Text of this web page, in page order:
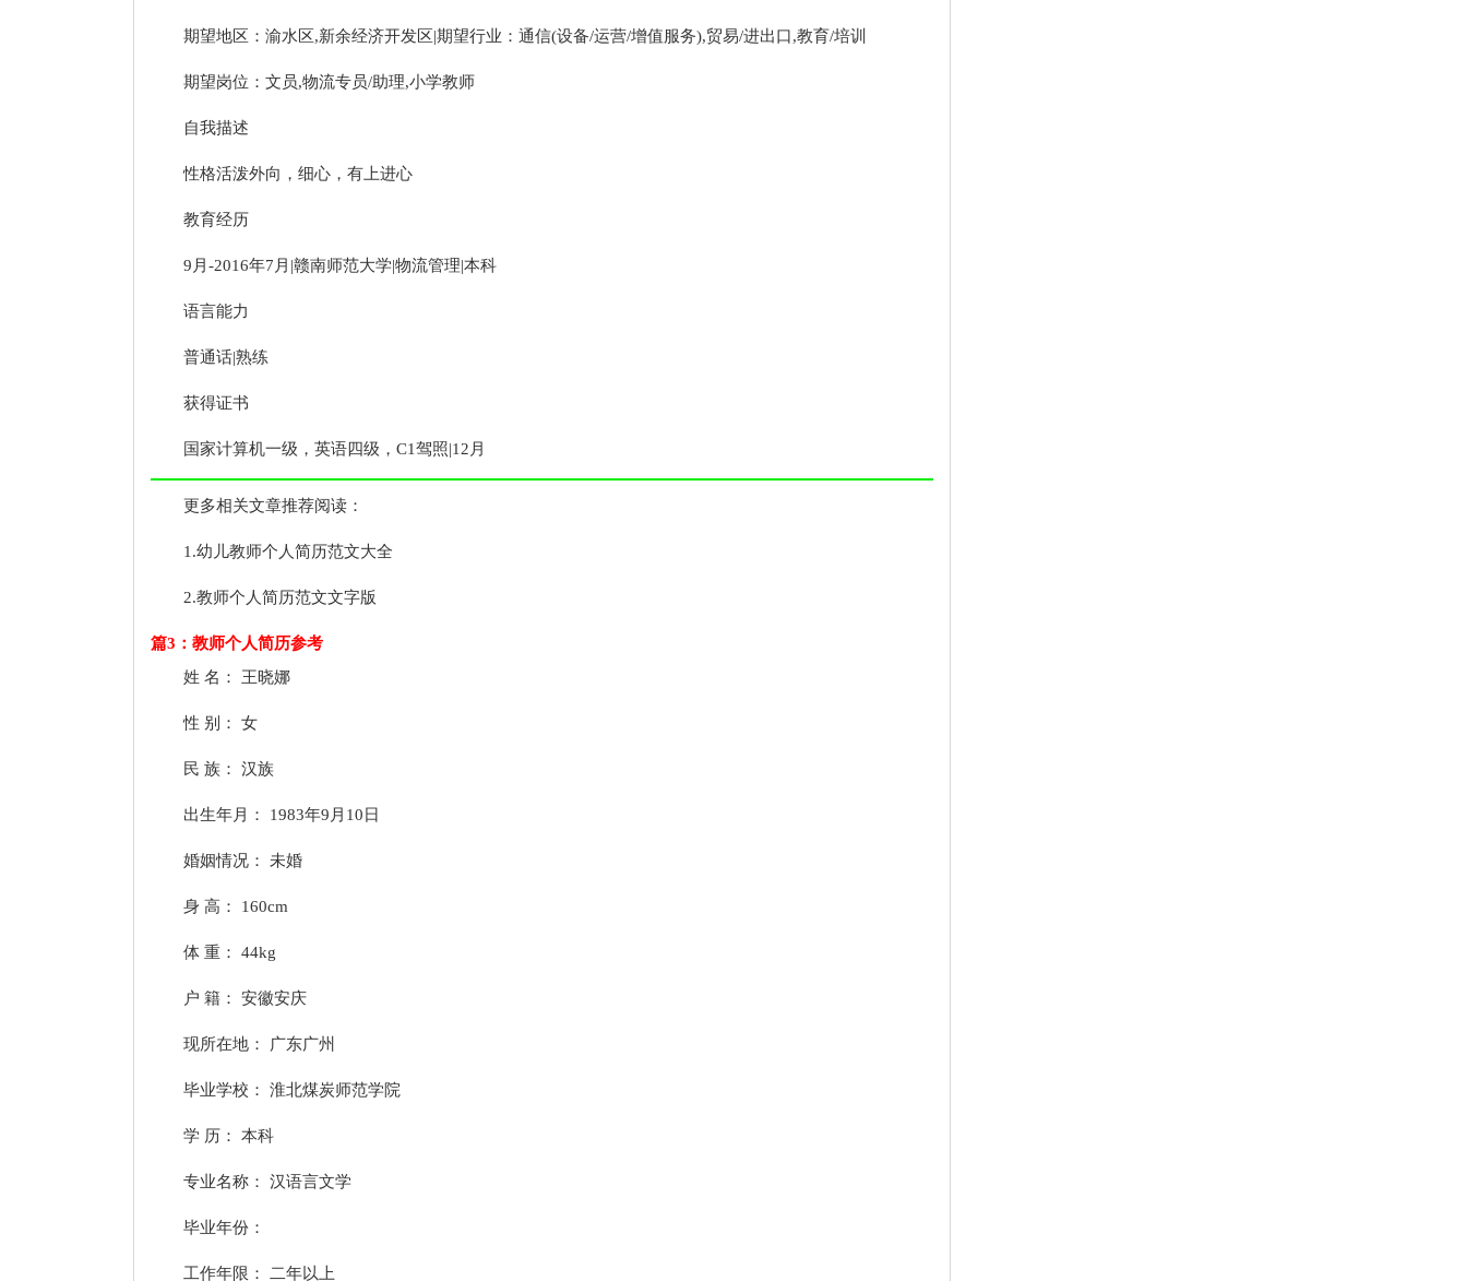
期望地区：渝水区,新余经济开发区|期望行业：通信(设备/运营/增值服务),贸易/进出口,教育/培训
期望岗位：文员,物流专员/助理,小学教师
自我描述
性格活泼外向，细心，有上进心
教育经历
9月-2016年7月|赣南师范大学|物流管理|本科
语言能力
普通话|熟练
获得证书
国家计算机一级，英语四级，C1驾照|12月
更多相关文章推荐阅读：
1.幼儿教师个人简历范文大全
2.教师个人简历范文文字版
篇3：教师个人简历参考
姓 名： 王晓娜
性 别： 女
民 族： 汉族
出生年月： 1983年9月10日
婚姻情况： 未婚
身 高： 160cm
体 重： 44kg
户 籍： 安徽安庆
现所在地： 广东广州
毕业学校： 淮北煤炭师范学院
学 历： 本科
专业名称： 汉语言文学
毕业年份：
工作年限： 二年以上